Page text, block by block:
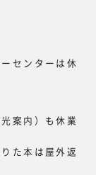
センターは休
案内）も休業
た本は屋外返